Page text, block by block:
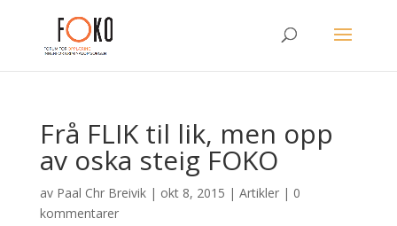
Frå FLIK til lik, men opp
av oska steig FOKO
av Paal Chr Breivik| okt 8, 2015 | Artikler| 0
kommentarer